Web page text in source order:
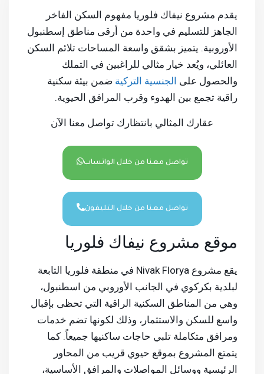
يقدم مشروع نيفاك فلوريا مفهوم السكن الفاخر
الجاهز للتسليم في واحدة من أرقى مناطق إسطنبول
الأوروبية. يتميز بشقق واسعة المساحات تلائم السكن
العائلي، ويُعد خيار مثالي للراغبين في التملك
والحصول على الجنسية التركية ضمن بيئة سكنية
راقية تجمع بين الهدوء وقرب المرافق الحيوية.
عقارك المثالي بانتظارك تواصل معنا الآن
تواصل معنا من خلال الواتساب
تواصل معنا من خلال التليفون
موقع مشروع نيفاك فلوريا
يقع مشروع Nivak Florya في منطقة فلوريا التابعة
لبلدية بكركوي في الجانب الأوروبي من اسطنبول،
وهي من المناطق السكنية الراقية التي تحظى بإقبال
واسع للسكن والاستثمار، وذلك لكونها تضم خدمات
ومرافق متكاملة تلبي حاجات ساكنيها جميعاً. كما
يتمتع المشروع بموقع حيوي قريب من المحاور
الرئيسية ووسائل المواصلات والمرافق الأساسية،